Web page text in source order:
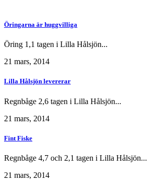
Öringarna är huggvilliga
Öring 1,1 tagen i Lilla Hålsjön...
21 mars, 2014
Lilla Hålsjön levererar
Regnbåge 2,6 tagen i Lilla Hålsjön...
21 mars, 2014
Fint Fiske
Regnbåge 4,7 och 2,1 tagen i Lilla Hålsjön...
21 mars, 2014